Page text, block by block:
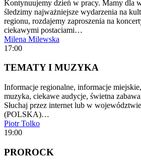
Kontynuujemy dzień w pracy. Mamy dla
śledzimy najważniejsze wydarzenia na
regionu, rozdajemy zaproszenia na
ciekawymi postaciami…
Milena Milewska
17:00
TEMATY I MUZYKA
Informacje regionalne, informacje
muzyka, ciekawe audycje, świetna
Słuchaj przez internet lub w
(POLSKA)…
Piotr Tolko
19:00
PROROCK